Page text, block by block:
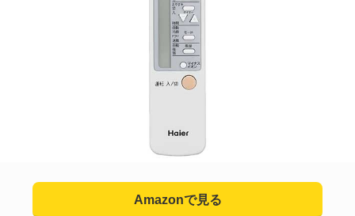
Amazonで見る